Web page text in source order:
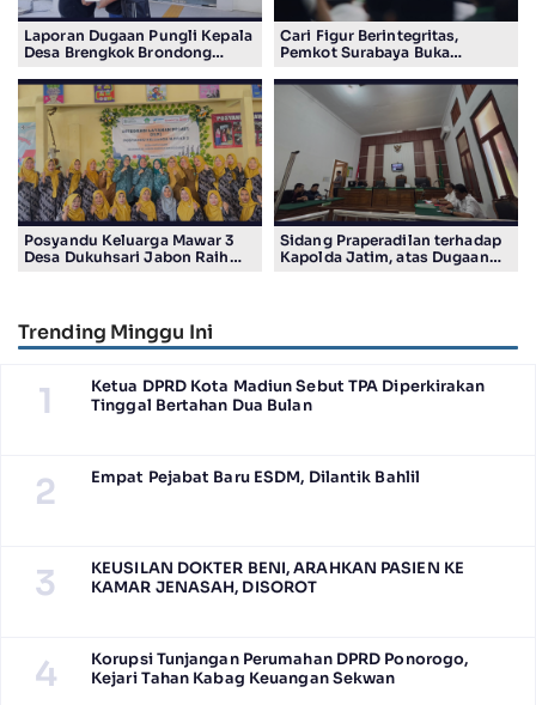
Laporan Dugaan Pungli Kepala
Desa Brengkok Brondong
Lamongan
Cari Figur Berintegritas,
Pemkot Surabaya Buka
BAZNAS Periode 2026–2031
Posyandu Keluarga Mawar 3
Desa Dukuhsari Jabon Raih
Sidang Praperadilan terhadap
Kapolda Jatim, atas Dugaan
Trending Minggu Ini
1
Ketua DPRD Kota Madiun Sebut TPA Diperkirakan
Tinggal Bertahan Dua Bulan
2 Empat Pejabat Baru ESDM, Dilantik Bahlil
3
KEUSILAN DOKTER BENI, ARAHKAN PASIEN KE
KAMAR JENASAH, DISOROT
4
Korupsi Tunjangan Perumahan DPRD Ponorogo,
Kejari Tahan Kabag Keuangan Sekwan